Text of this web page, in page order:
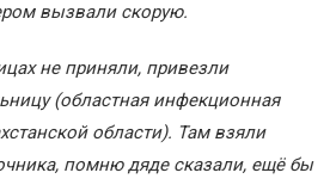
вызвали скорую.
не приняли, привезли
(областная инфекционная
области). Там взяли
помню дяде сказали, ещё бы